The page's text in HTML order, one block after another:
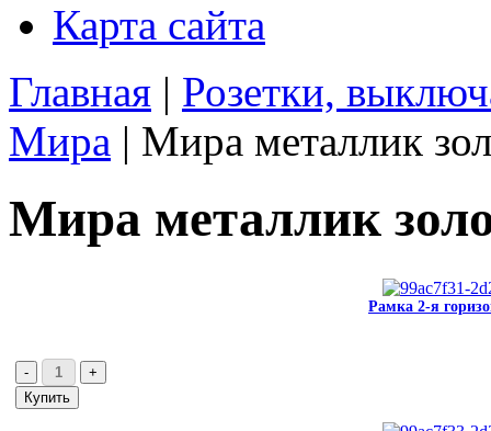
Карта сайта
Главная | Розетки,
Мира | Мира металлик
Мира металлик
Рамка 2-я